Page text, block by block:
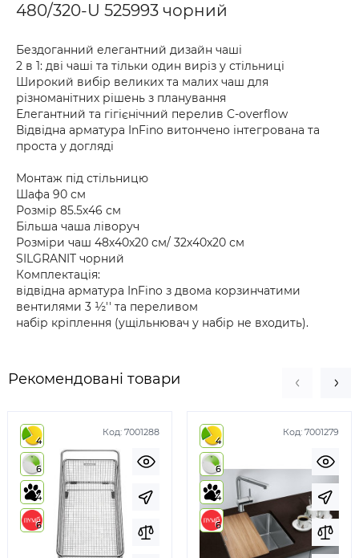
480/320-U 525993 чорний
Бездоганний елегантний дизайн чаші
2 в 1: дві чаші та тільки один виріз у стільниці
Широкий вибір великих та малих чаш для
різноманітних рішень з планування
Елегантний та гігієнічний перелив C-overflow
Відвідна арматура InFino витончено інтегрована та
проста у догляді
Монтаж під стільницю
Шафа 90 см
Розмір 85.5х46 см
Більша чаша ліворуч
Розміри чаш 48х40х20 см/ 32х40х20 см
SILGRANIT чорний
Комплектація:
відвідна арматура InFino з двома корзинчатими
вентилями 3 ½'' та переливом
набір кріплення (ущільнювач у набір не входить).
Рекомендовані товари
Код: 7001288
4
6
4
6
Код: 7001279
4
6
4
6